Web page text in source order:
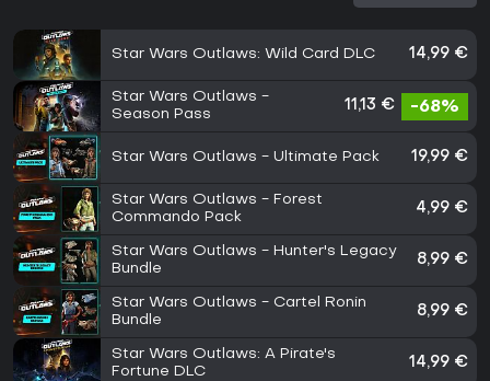
Star Wars Outlaws: Wild Card DLC 14,99 €
Star Wars Outlaws -
Season Pass
11,13 € -68%
Star Wars Outlaws - Ultimate Pack 19,99 €
Star Wars Outlaws - Forest
Commando Pack
4,99 €
Star Wars Outlaws - Hunter's Legacy
Bundle
8,99 €
Star Wars Outlaws - Cartel Ronin
Bundle
8,99 €
Star Wars Outlaws: A Pirate's
Fortune DLC
14,99 €